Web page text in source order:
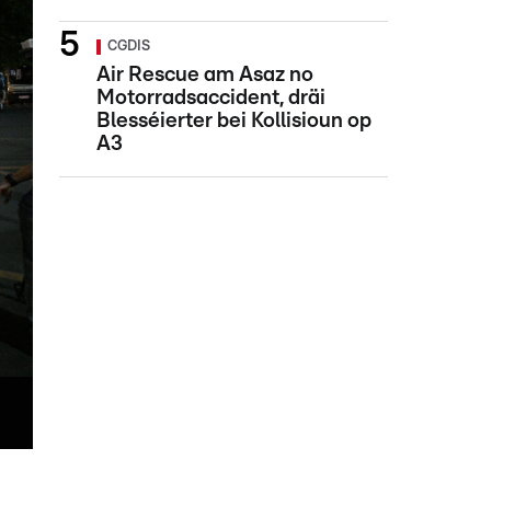
CGDIS
Air Rescue am Asaz no
Motorradsaccident, dräi
Blesséierter bei Kollisioun op
A3